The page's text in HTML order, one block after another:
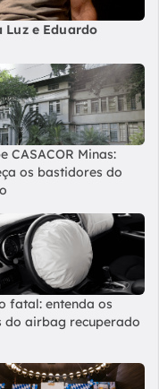
Luz e Eduardo
CASACOR Minas:
os bastidores do
fatal: entenda os
do airbag recuperado